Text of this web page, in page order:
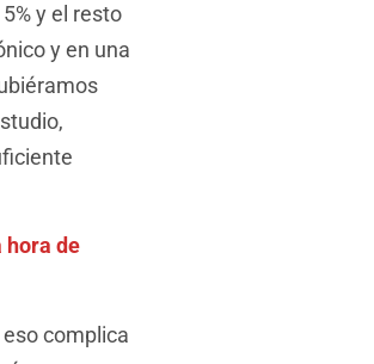
y el resto
y en una
hora de
complica